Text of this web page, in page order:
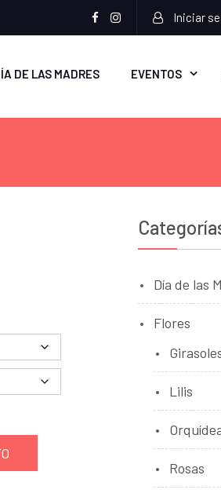
Iniciar
DE LAS MADRES EVENTOS
Día de las
Flores
Lilis
Rosas